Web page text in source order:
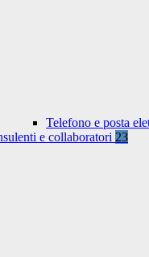
Telefono e posta
e collaboratori 23